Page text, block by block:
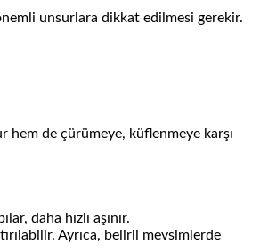
unsurlara dikkat edilmesi gerekir.
hem de çürümeye, küflenmeye karşı
daha hızlı aşınır.
Ayrıca, belirli mevsimlerde